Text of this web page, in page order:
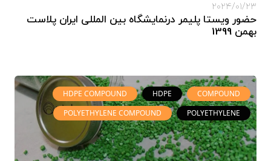
2024/01/23
حضور ویستا پلیمر درنمایشگاه بین المللی ایران پلاست
بهمن 1399
COMPOUND
HDPE
HDPE COMPOUND
POLYETHYLENE
POLYETHYLENE COMPOUND